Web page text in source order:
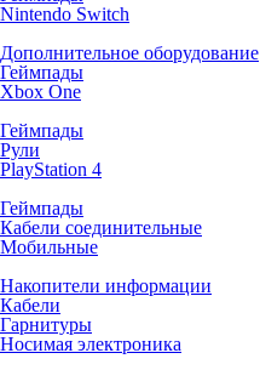
Nintendo Switch
Дополнительное оборудование
Геймпады
Xbox One
Геймпады
Рули
PlayStation 4
Геймпады
Кабели соединительные
Мобильные
Накопители информации
Кабели
Гарнитуры
Носимая электроника